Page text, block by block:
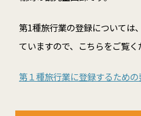
第1種旅行業の登録については
ていますので、こちらをご覧く
第１種旅行業に登録するための